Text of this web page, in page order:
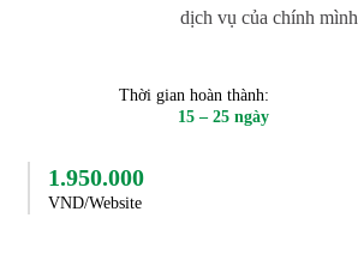
dịch vụ của chính mình
Thời gian hoàn thành:
15 – 25 ngày
1.950.000
VND/Website